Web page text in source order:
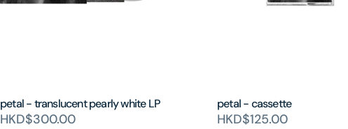
petal - translucent pearly white LP
HKD$300.00
petal - cassette
HKD$125.00